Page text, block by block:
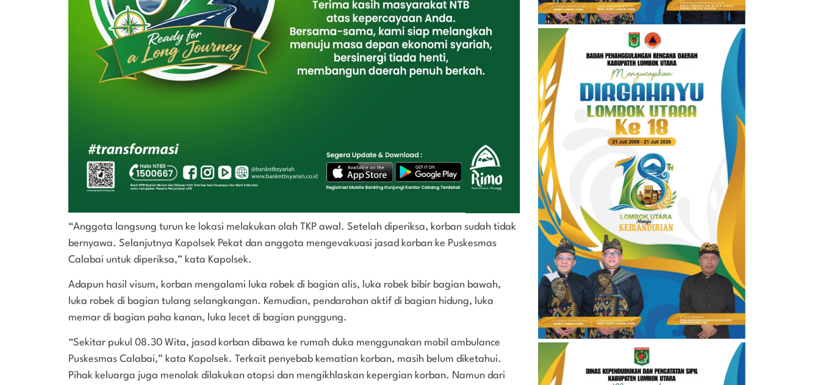
“Anggota langsung turun ke lokasi melakukan olah TKP awal. Setelah diperiksa, korban sudah tidak
bernyawa. Selanjutnya Kapolsek Pekat dan anggota mengevakuasi jasad korban ke Puskesmas
Calabai untuk diperiksa,” kata Kapolsek.
Adapun hasil visum, korban mengalami luka robek di bagian alis, luka robek bibir bagian bawah,
luka robek di bagian tulang selangkangan. Kemudian, pendarahan aktif di bagian hidung, luka
memar di bagian paha kanan, luka lecet di bagian punggung.
“Sekitar pukul 08.30 Wita, jasad korban dibawa ke rumah duka menggunakan mobil ambulance
Puskesmas Calabai,” kata Kapolsek. Terkait penyebab kematian korban, masih belum diketahui.
Pihak keluarga juga menolak dilakukan otopsi dan mengikhlaskan kepergian korban. Namun dari